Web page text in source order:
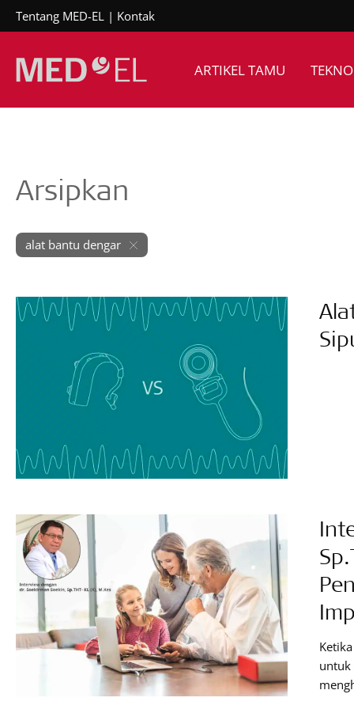
Tentang MED-EL Kontak
ARTIKEL TAMU
Arsipkan
alat bantu dengar
untuk